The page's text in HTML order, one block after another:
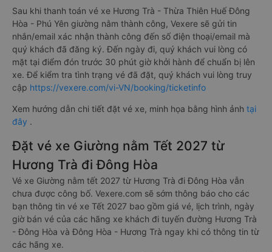
Sau khi thanh toán vé xe Hương Trà - Thừa Thiên Huế Đông
Hòa - Phú Yên giường nằm thành công, Vexere sẽ gửi tin
nhắn/email xác nhận thành công đến số điện thoại/email mà
quý khách đã đăng ký. Đến ngày đi, quý khách vui lòng có
mặt tại điểm đón trước 30 phút giờ khởi hành để chuẩn bị lên
xe. Để kiểm tra tình trạng vé đã đặt, quý khách vui lòng truy
cập https://vexere.com/vi-VN/booking/ticketinfo
Xem hướng dẫn chi tiết đặt vé xe, minh họa bằng hình ảnh tại
đây .
Đặt vé xe Giường nằm Tết 2027 từ
Hương Trà đi Đông Hòa
Vé xe Giường nằm tết 2027 từ Hương Trà đi Đông Hòa vẫn
chưa được công bố. Vexere.com sẽ sớm thông báo cho các
bạn thông tin vé xe Tết 2027 bao gồm giá vé, lịch trình, ngày
giờ bán vé của các hãng xe khách đi tuyến đường Hương Trà
- Đông Hòa và Đông Hòa - Hương Trà ngay khi có thông tin từ
các hãng xe.